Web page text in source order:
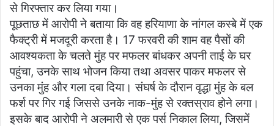
से गिरफ्तार कर लिया गया।
पूछताछ में आरोपी ने बताया कि वह हरियाणा के नांगल कस्बे में एक
फैक्ट्री में मजदूरी करता है। 17 फरवरी की शाम वह पैसों की
आवश्यकता के चलते मुंह पर मफलर बांधकर अपनी ताई के घर
पहुंचा, उनके साथ भोजन किया तथा अवसर पाकर मफलर से
उनका मुंह और गला दबा दिया। संघर्ष के दौरान वृद्धा मुंह के बल
फर्श पर गिर गई जिससे उनके नाक-मुंह से रक्तस्राव होने लगा।
इसके बाद आरोपी ने अलमारी से एक पर्स निकाल लिया, जिसमें